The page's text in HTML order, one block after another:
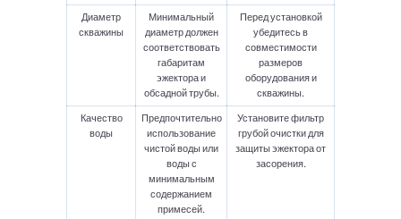
Диаметр
скважины
Минимальный
диаметр должен
соответствовать
габаритам
эжектора и
обсадной трубы.
Перед установкой
убедитесь в
совместимости
размеров
оборудования и
скважины.
Качество
воды
Предпочтительно
использование
чистой воды или
воды с
минимальным
содержанием
примесей.
Установите фильтр
грубой очистки для
защиты эжектора от
засорения.